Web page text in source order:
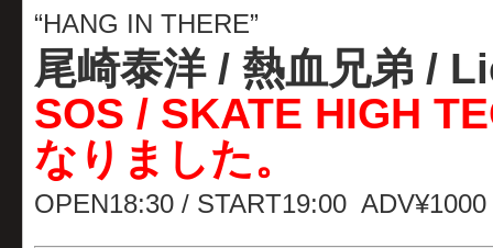
“HANG IN THERE”
尾崎泰洋/ 熱血兄弟 /
SOS / SKATE HIGH
なりました。
OPEN18:30 / START19:00